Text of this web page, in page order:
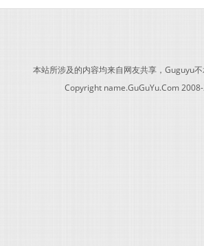
本站所涉及的内容均来自网友共享，Guguyu
Copyright name.GuGuYu.Com